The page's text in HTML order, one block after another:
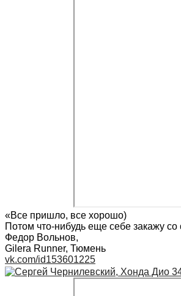
«Все пришло, все хорошо)
Потом что-нибудь еще себе закажу со
Федор Вольнов,
Gilera Runner, Тюмень
vk.com/id153601225